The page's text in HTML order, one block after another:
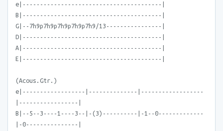
e|----------------------------------------|
B|----------------------------------------|
G|--7h9p7h9p7h9p7h9p7h9/13----------------|
D|----------------------------------------|
A|----------------------------------------|
E|----------------------------------------|
(Acous.Gtr.)
e|------------------|--------------|------------------
|-----------------|
B|--5--3----1----3--|-(3)----------|-1--0-------------
|-0---------------|